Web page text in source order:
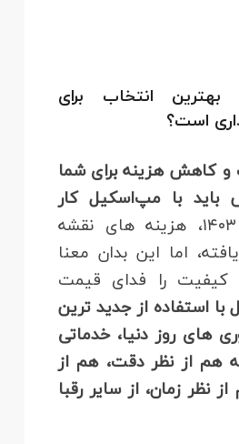
انتخاب برای
است؟
کاهش هزینه برای شما
با مپ‌اسکیل کار
در سال ۱۴۰۳، هزینه‌ های نقشه‌
اما این بدان معنا
کیفیت را فدای قیمت
استفاده از جدید ترین
های روز دنیا، خدماتی
هم از نظر دقت، هم از
نظر زمان، از سایر رقبا